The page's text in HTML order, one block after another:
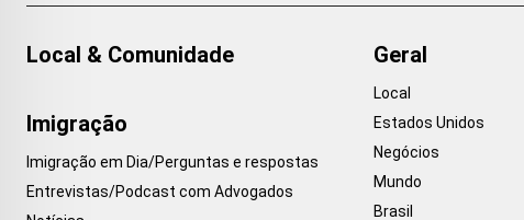
Local & Comunidade
Imigração
Imigração em Dia/Perguntas e respostas
Entrevistas/Podcast com Advogados
Geral
Local
Estados Unidos
Negócios
Mundo
Brasil